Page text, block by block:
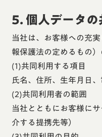
5. 個人データ
当社は、お客様への充
報保護法の定めるもの
(1)共同利用する項目
氏名、住所、生年月日
(2)共同利用者の範囲
当社とともにお客様に
介する提携先等）